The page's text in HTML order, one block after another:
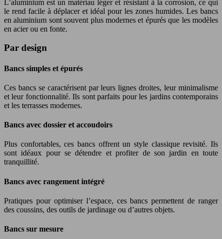
L’aluminium est un matériau léger et résistant à la corrosion, ce qui
le rend facile à déplacer et idéal pour les zones humides. Les bancs
en aluminium sont souvent plus modernes et épurés que les modèles
en acier ou en fonte.
Par design
Bancs simples et épurés
Ces bancs se caractérisent par leurs lignes droites, leur minimalisme
et leur fonctionnalité. Ils sont parfaits pour les jardins contemporains
et les terrasses modernes.
Bancs avec dossier et accoudoirs
Plus confortables, ces bancs offrent un style classique revisité. Ils
sont idéaux pour se détendre et profiter de son jardin en toute
tranquillité.
Bancs avec rangement intégré
Pratiques pour optimiser l’espace, ces bancs permettent de ranger
des coussins, des outils de jardinage ou d’autres objets.
Bancs sur mesure